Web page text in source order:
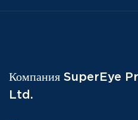
Компания SuperEye
Ltd.